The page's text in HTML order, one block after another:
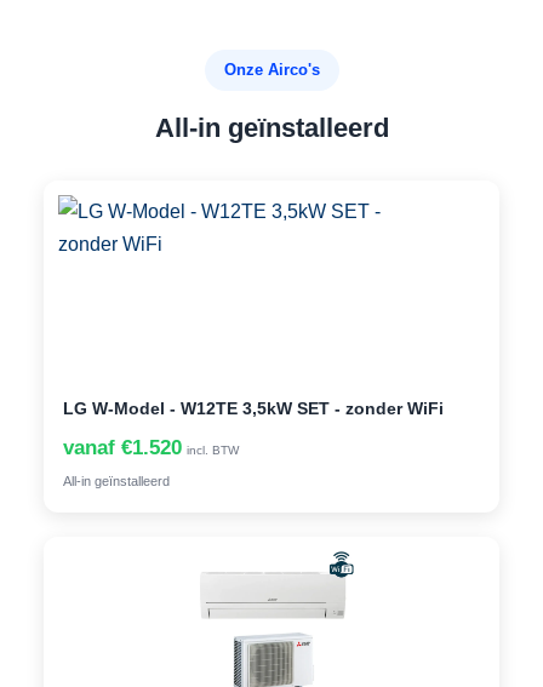
Onze Airco's
All-in geïnstalleerd
LG W-Model - W12TE 3,5kW SET - zonder WiFi
vanaf €1.520 incl. BTW
All-in geïnstalleerd